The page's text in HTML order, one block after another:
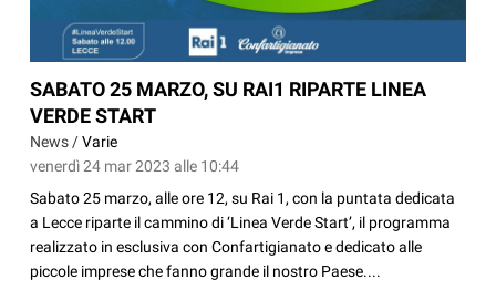
SABATO 25 MARZO, SU RAI1 RIPARTE LINEA
VERDE START
News /Varie
venerdì 24 mar 2023 alle 10:44
Sabato 25 marzo, alle ore 12, su Rai 1, con la puntata dedicata
a Lecce riparte il cammino di ‘Linea Verde Start’, il programma
realizzato in esclusiva con Confartigianato e dedicato alle
piccole imprese che fanno grande il nostro Paese....